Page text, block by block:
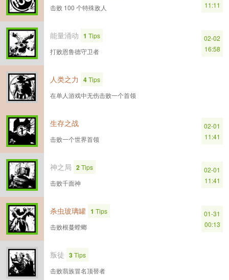
击败 100 个特殊敌人
11:11
能量涌动 1 Tips
打败恩鲁德守卫者
02-02
16:58
人类之力 4Tips
在单人游戏中无伤击败一个首领
生存之战
击败一个世界首领
02-01
11:41
神之局 2Tips
击败千面神
02-01
11:41
杀虫玻璃罐 1 Tips
击败根蔓螳螂
01-31
00:13
叛徒 3Tips
击败翡族冒名顶替者